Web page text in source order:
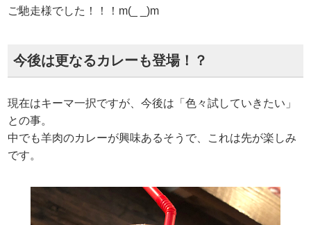
ご馳走様でした！！！m(_ _)m
今後は更なるカレーも登場！？
現在はキーマ一択ですが、今後は「色々試していきたい」
との事。
中でも羊肉のカレーが興味あるそうで、これは先が楽しみ
です。